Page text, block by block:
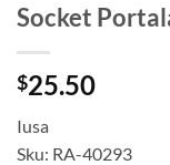
Socket
$25.50
Iusa
Sku: RA-40293